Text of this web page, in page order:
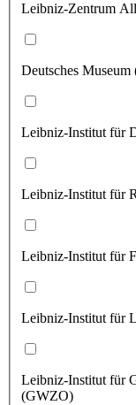
Leibniz-Zentrum
Deutsches
Leibniz-Institut für
Leibniz-Institut für
Leibniz-Institut für
Leibniz-Institut für
Leibniz-Institut für
(GWZO)